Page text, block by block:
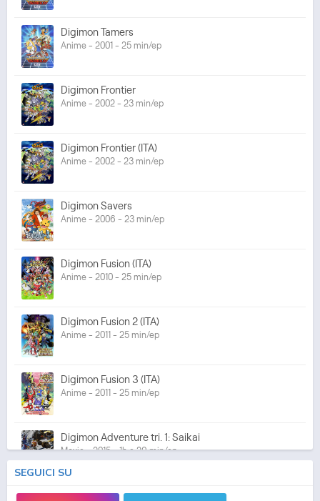
Digimon Tamers
Anime - 2001 - 25 min/ep
Digimon Frontier
Anime - 2002 - 23 min/ep
Digimon Frontier (ITA)
Anime - 2002 - 23 min/ep
Digimon Savers
Anime - 2006 - 23 min/ep
Digimon Fusion (ITA)
Anime - 2010 - 25 min/ep
Digimon Fusion 2 (ITA)
Anime - 2011 - 25 min/ep
Digimon Fusion 3 (ITA)
Anime - 2011 - 25 min/ep
Digimon Adventure tri. 1: Saikai
Movie - 2015 - 1h e 29 min/ep
Digimon Adventure tri. 2: Ketsui
SEGUICI SU